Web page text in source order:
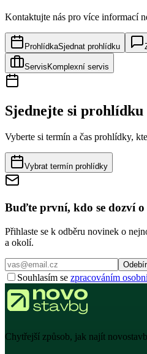
Kontaktujte nás pro více informací
ProhlídkaSjednat prohlídku
Servis Komplexní servis
Sjednejte si prohlídku
Vyberte si termín a čas prohlídky,
Vybrat termín prohlídky
Buďte první, kdo se dozví
Přihlaste se k odběru novinek o
a okolí.
Souhlasím se zpracováním
Chytřejší způsob, jak najít